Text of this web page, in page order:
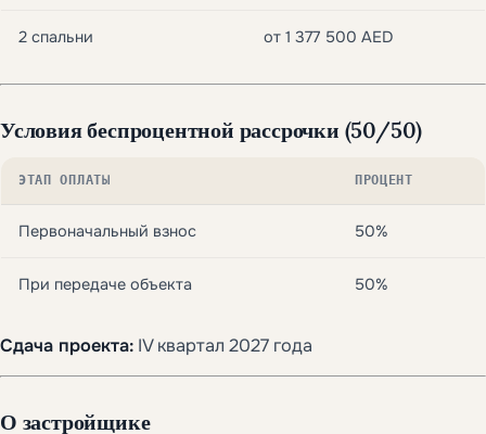
2 спальни от 1 377 500 AED
Условия беспроцентной рассрочки (50/50)
ЭТАП ОПЛАТЫ ПРОЦЕНТ
Первоначальный взнос 50%
При передаче объекта 50%
Сдача проекта: IV квартал 2027 года
О застройщике